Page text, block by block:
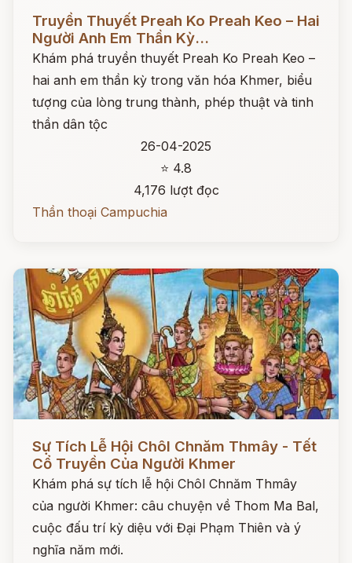
Đọc ngay
Truyền Thuyết Preah Ko Preah Keo – Hai
Người Anh Em Thần Kỳ...
Khám phá truyền thuyết Preah Ko Preah Keo –
hai anh em thần kỳ trong văn hóa Khmer, biểu
tượng của lòng trung thành, phép thuật và tinh
thần dân tộc
26-04-2025
⭐ 4.8
4,176 lượt đọc
Thần thoại Campuchia
Sự Tích Lễ Hội Chôl Chnăm Thmây - Tết
Cổ Truyền Của Người Khmer
Khám phá sự tích lễ hội Chôl Chnăm Thmây
của người Khmer: câu chuyện về Thom Ma Bal,
cuộc đấu trí kỳ diệu với Đại Phạm Thiên và ý
nghĩa năm mới.